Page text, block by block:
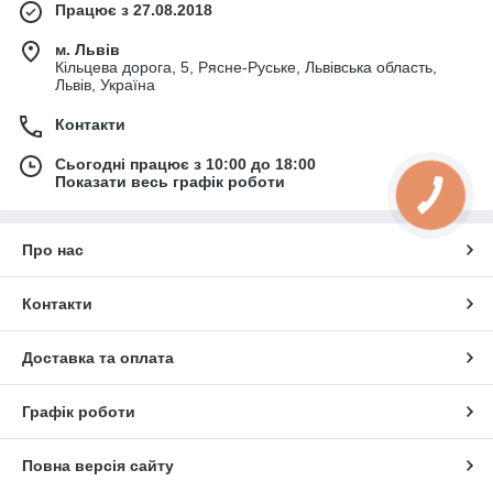
Працює з 27.08.2018
м. Львів
Кільцева дорога, 5, Рясне-Руське, Львівська область,
Львів, Україна
Контакти
Сьогодні працює з 10:00 до 18:00
Показати весь графік роботи
Про нас
Контакти
Доставка та оплата
Графік роботи
Повна версія сайту